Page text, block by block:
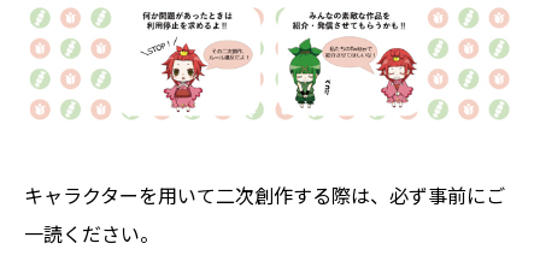
キャラクターを用いて二次創作する際は、必ず事前にご
一読ください。